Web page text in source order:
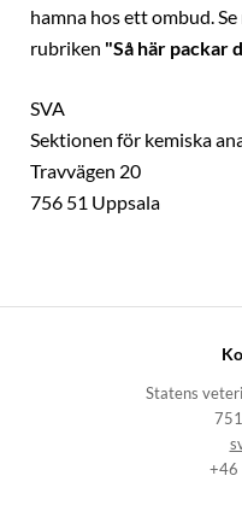
hamna hos ett ombud.
rubriken "Så här packar
SVA
Sektionen för kemiska
Travvägen 20
756 51 Uppsala
Statens
+46